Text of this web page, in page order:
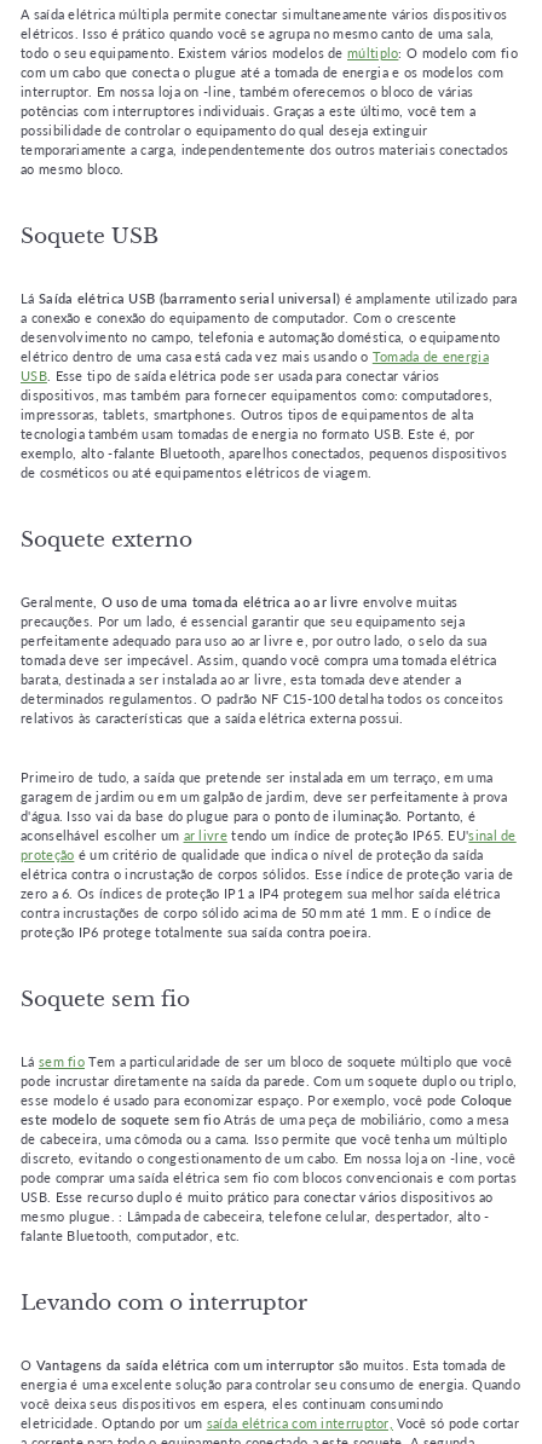
A saída elétrica múltipla permite conectar simultaneamente vários dispositivos
elétricos. Isso é prático quando você se agrupa no mesmo canto de uma sala,
todo o seu equipamento. Existem vários modelos demúltiplo: O modelo com fio
com um cabo que conecta o plugue até a tomada de energia e os modelos com
interruptor. Em nossa loja on -line, também oferecemos o bloco de várias
potências com interruptores individuais. Graças a este último, você tem a
possibilidade de controlar o equipamento do qual deseja extinguir
temporariamente a carga, independentemente dos outros materiais conectados
ao mesmo bloco.
Soquete USB
Lá Saída elétrica USB (barramento serial universal) é amplamente utilizado para
a conexão e conexão do equipamento de computador. Com o crescente
desenvolvimento no campo, telefonia e automação doméstica, o equipamento
elétrico dentro de uma casa está cada vez mais usando o Tomada de energia
USB. Esse tipo de saída elétrica pode ser usada para conectar vários
dispositivos, mas também para fornecer equipamentos como: computadores,
impressoras, tablets, smartphones. Outros tipos de equipamentos de alta
tecnologia também usam tomadas de energia no formato USB. Este é, por
exemplo, alto -falante Bluetooth, aparelhos conectados, pequenos dispositivos
de cosméticos ou até equipamentos elétricos de viagem.
Soquete externo
Geralmente, O uso de uma tomada elétrica ao ar livre envolve muitas
precauções. Por um lado, é essencial garantir que seu equipamento seja
perfeitamente adequado para uso ao ar livre e, por outro lado, o selo da sua
tomada deve ser impecável. Assim, quando você compra uma tomada elétrica
barata, destinada a ser instalada ao ar livre, esta tomada deve atender a
determinados regulamentos. O padrão NF C15-100 detalha todos os conceitos
relativos às características que a saída elétrica externa possui.
Primeiro de tudo, a saída que pretende ser instalada em um terraço, em uma
garagem de jardim ou em um galpão de jardim, deve ser perfeitamente à prova
d'água. Isso vai da base do plugue para o ponto de iluminação. Portanto, é
aconselhável escolher um ar livretendo um índice de proteção IP65. EU'sinal de
proteção é um critério de qualidade que indica o nível de proteção da saída
elétrica contra o incrustação de corpos sólidos. Esse índice de proteção varia de
zero a 6. Os índices de proteção IP1 a IP4 protegem sua melhor saída elétrica
contra incrustações de corpo sólido acima de 50 mm até 1 mm. E o índice de
proteção IP6 protege totalmente sua saída contra poeira.
Soquete sem fio
Lá sem fio Tem a particularidade de ser um bloco de soquete múltiplo que você
pode incrustar diretamente na saída da parede. Com um soquete duplo ou triplo,
esse modelo é usado para economizar espaço. Por exemplo, você podeColoque
este modelo de soquete sem fioAtrás de uma peça de mobiliário, como a mesa
de cabeceira, uma cômoda ou a cama. Isso permite que você tenha um múltiplo
discreto, evitando o congestionamento de um cabo. Em nossa loja on -line, você
pode comprar uma saída elétrica sem fio com blocos convencionais e com portas
USB. Esse recurso duplo é muito prático para conectar vários dispositivos ao
mesmo plugue. : Lâmpada de cabeceira, telefone celular, despertador, alto -
falante Bluetooth, computador, etc.
Levando com o interruptor
O Vantagens da saída elétrica com um interruptor são muitos. Esta tomada de
energia é uma excelente solução para controlar seu consumo de energia. Quando
você deixa seus dispositivos em espera, eles continuam consumindo
eletricidade. Optando por um saída elétrica com interruptor, Você só pode cortar